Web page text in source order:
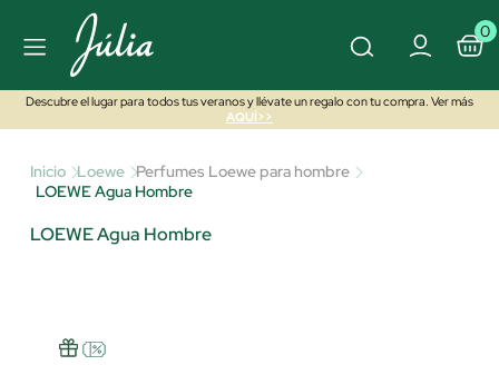
0
Descubre el lugar para todos tus veranos y llévate un regalo con tu compra. Ver más
AQUÍ>>
Inicio Loewe Perfumes Loewe para hombre
LOEWE Agua Hombre
LOEWE Agua Hombre